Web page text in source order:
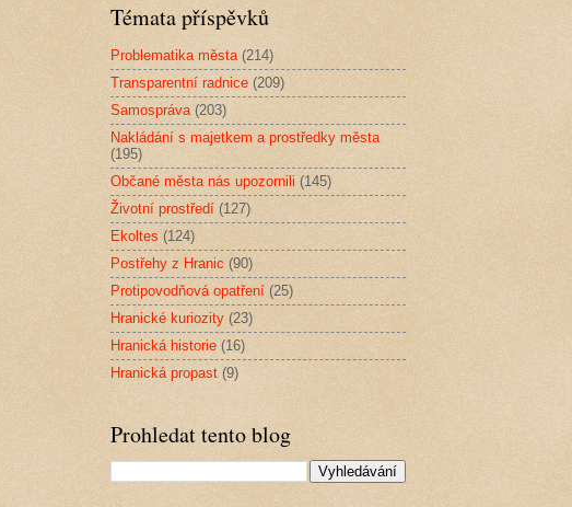
Témata příspěvků
Problematika města (214)
Transparentní radnice (209)
Samospráva (203)
Nakládání s majetkem a prostředky města
(195)
Občané města nás upozornili (145)
Životní prostředí (127)
Ekoltes (124)
Postřehy z Hranic (90)
Protipovodňová opatření (25)
Hranické kuriozity (23)
Hranická historie (16)
Hranická propast (9)
Prohledat tento blog